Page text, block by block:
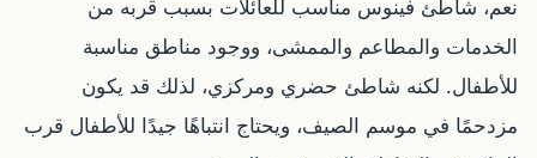
نعم، شاطئ فينوس مناسب للعائلات بسبب قربه من
الخدمات والمطاعم والممشى، ووجود مناطق مناسبة
للأطفال. لكنه شاطئ حضري ومركزي، لذلك قد يكون
مزدحمًا في موسم الصيف، ويحتاج انتباهًا جيدًا للأطفال قرب